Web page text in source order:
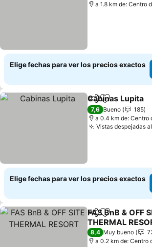
a 1.8 km de: Centro
Elige fechas para ver los precios exactos
CompartirAgregar a
Cabinas Lupita
7,6 Bueno
185
a 0.4 km de: Centro
Vistas despejadas
Elige fechas para ver los precios exactos
CompartirAgregar a
FAS BnB & OFF
THERMAL
8,4 Muy bueno
a 0.2 km de: Centro